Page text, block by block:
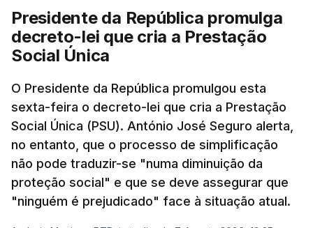
Presidente da República promulga
decreto-lei que cria a Prestação
Social Única
O Presidente da República promulgou esta
sexta-feira o decreto-lei que cria a Prestação
Social Única (PSU). António José Seguro alerta,
no entanto, que o processo de simplificação
não pode traduzir-se "numa diminuição da
proteção social" e que se deve assegurar que
"ninguém é prejudicado" face à situação atual.